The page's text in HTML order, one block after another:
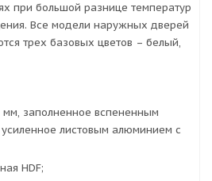
при большой разнице температур
Все модели наружных дверей
трех базовых цветов – белый,
заполненное вспененным
усиленное листовым алюминием с
HDF;